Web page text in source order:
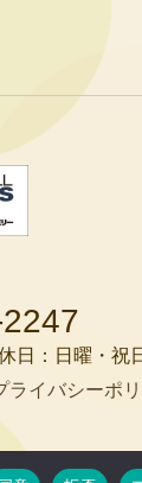
日： 日曜・祝
ライバシーポ